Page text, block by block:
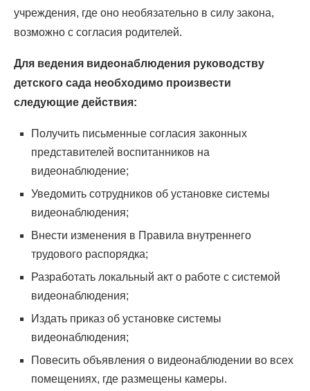
учреждения, где оно необязательно в силу закона,
возможно с согласия родителей.
Для ведения видеонаблюдения руководству
детского сада необходимо произвести
следующие действия:
Получить письменные согласия законных
представителей воспитанников на
видеонаблюдение;
Уведомить сотрудников об установке системы
видеонаблюдения;
Внести изменения в Правила внутреннего
трудового распорядка;
Разработать локальный акт о работе с системой
видеонаблюдения;
Издать приказ об установке системы
видеонаблюдения;
Повесить объявления о видеонаблюдении во всех
помещениях, где размещены камеры.